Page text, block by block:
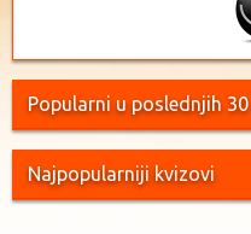
Popularni u poslednjih
Najpopularniji kvizovi